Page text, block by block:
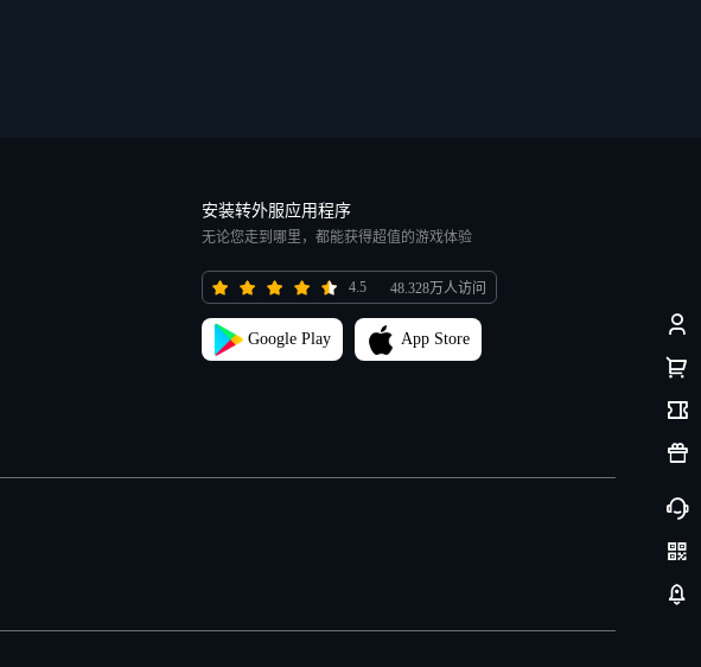
安装转外服应用程序
无论您走到哪里，都能获得超值的游戏体验
4.5 48.328万人访问
Google Play App Store